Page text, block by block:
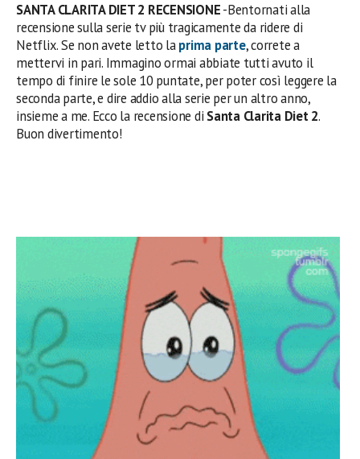
SANTA CLARITA DIET 2 RECENSIONE-Bentornati alla
recensione sulla serie tv più tragicamente da ridere di
Netflix. Se non avete letto laprima parte, correte a
mettervi in pari. Immagino ormai abbiate tutti avuto il
tempo di finire le sole 10 puntate, per poter così leggere la
seconda parte, e dire addio alla serie per un altro anno,
insieme a me. Ecco la recensione di Santa Clarita Diet 2.
Buon divertimento!